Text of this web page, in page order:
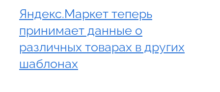
Яндекс.Маркет теперь
принимает данные о
различных товарах в других
шаблонах